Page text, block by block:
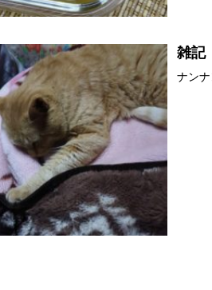
雑記
ナン